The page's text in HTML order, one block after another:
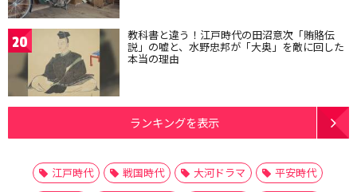
20 教科書と違う！江戸時代の田沼意次「賄賂伝
説」の嘘と、水野忠邦が「大奥」を敵に回した
本当の理由
ランキングを表示
江戸時代 戦国時代 大河ドラマ
平安時代